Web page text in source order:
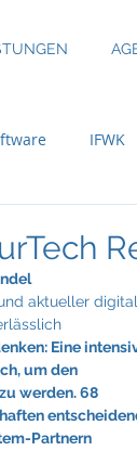
IFWK
BRP-
Investors
aktueller
Eine
um den
werden. 68
Partnern